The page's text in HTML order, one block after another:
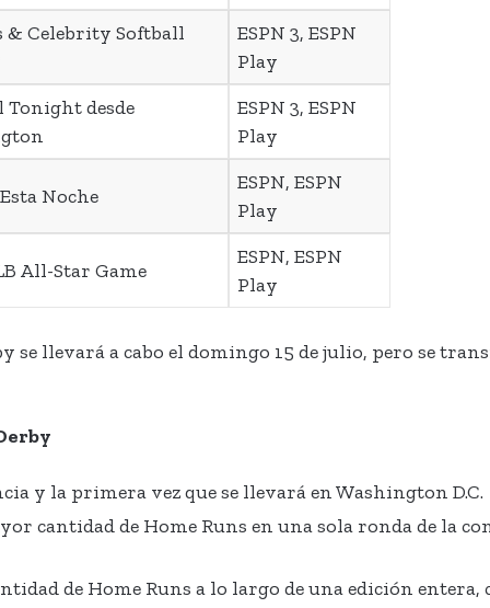
& Celebrity Softball
ESPN 3, ESPN
Play
Tonight desde
ESPN 3, ESPN
Play
Noche
ESPN, ESPN
Play
All-Star Game
ESPN, ESPN
Play
se llevará a cabo el domingo 15 de julio, pero se
y la primera vez que se llevará en Washington D.C.
cantidad de Home Runs en una sola ronda de la
de Home Runs a lo largo de una edición entera,